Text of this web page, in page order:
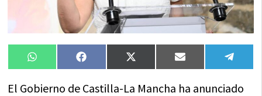
Compartir
en
WhatsAppCompartir
en
FacebookCompartir
en
X
(Twitter)
Compartir
en
Email
en
El Gobierno de Castilla-La Mancha ha anunciado